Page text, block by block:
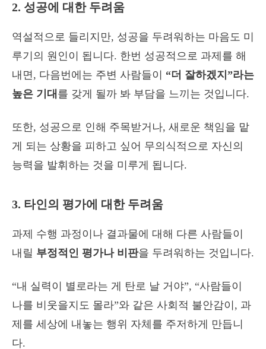
2. 성공에 대한 두려움
역설적으로 들리지만, 성공을 두려워하는 마음도 미
루기의 원인이 됩니다. 한번 성공적으로 과제를 해
내면, 다음번에는 주변 사람들이 “더 잘하겠지”라는
높은 기대 를 갖게 될까 봐 부담을 느끼는 것입니다.
또한, 성공으로 인해 주목받거나, 새로운 책임을 맡
게 되는 상황을 피하고 싶어 무의식적으로 자신의
능력을 발휘하는 것을 미루게 됩니다.
3. 타인의 평가에 대한 두려움
과제 수행 과정이나 결과물에 대해 다른 사람들이
내릴 부정적인 평가나 비판을 두려워하는 것입니다.
“내 실력이 별로라는 게 탄로 날 거야”, “사람들이
나를 비웃을지도 몰라”와 같은 사회적 불안감이, 과
제를 세상에 내놓는 행위 자체를 주저하게 만듭니
다.